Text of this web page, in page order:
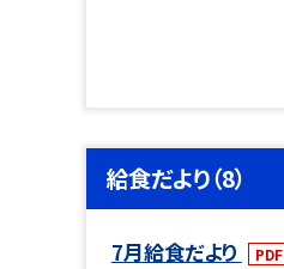
給食だより（8）
7月給食だより PDF